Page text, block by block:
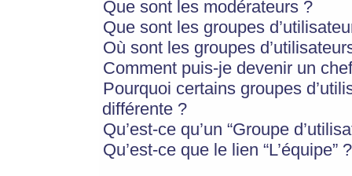
Que sont les modérateurs ?
Que sont les groupes
Où sont les groupes
Comment puis-je devenir un
Pourquoi certains groupes
différente ?
Qu’est-ce qu’un “Groupe
Qu’est-ce que le lien “L’équipe” ?